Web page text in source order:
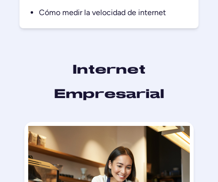
Cómo medir la velocidad de internet
Internet
Empresarial